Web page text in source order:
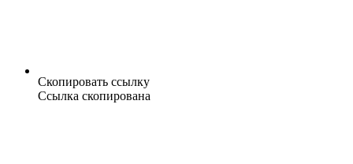
Скопировать ссылку
Ссылка скопирована